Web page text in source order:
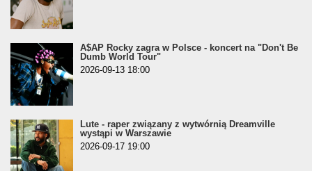
A$AP Rocky zagra w Polsce - koncert na "Don't Be
Dumb World Tour"
2026-09-13 18:00
Lute - raper związany z wytwórnią Dreamville
wystąpi w Warszawie
2026-09-17 19:00